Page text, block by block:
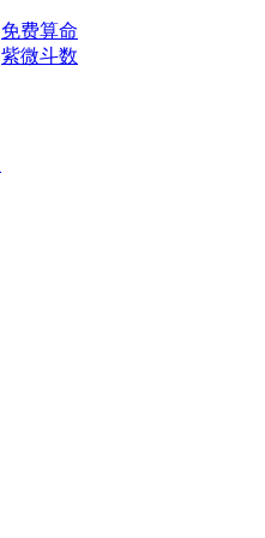
免费算命
紫微斗数